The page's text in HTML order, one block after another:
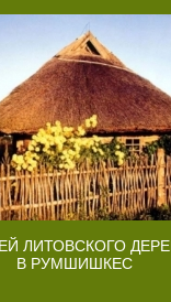
ЛИТОВСКОГО
В РУМШИШКЕС